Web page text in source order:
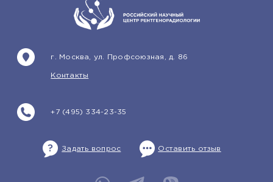
+7 (495) 334-23-35
г. Москва, ул. Профсоюзная, д. 86
Контакты
Задать вопрос Оставить отзыв